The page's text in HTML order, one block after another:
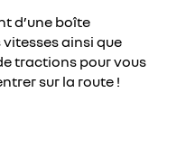
d’une boîte
ainsi que
tractions pour vous
sur la route !